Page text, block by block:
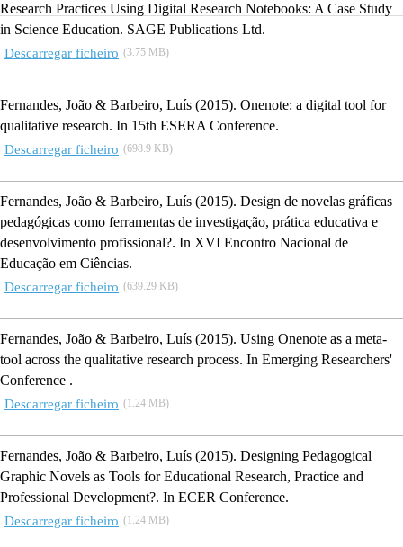
Research Practices Using Digital Research Notebooks: A Case Study
in Science Education. SAGE Publications Ltd.
Descarregar ficheiro (3.75 MB)
Fernandes, João & Barbeiro, Luís (2015). Onenote: a digital tool for
qualitative research. In 15th ESERA Conference.
Descarregar ficheiro (698.9 KB)
Fernandes, João & Barbeiro, Luís (2015). Design de novelas gráficas
pedagógicas como ferramentas de investigação, prática educativa e
desenvolvimento profissional?. In XVI Encontro Nacional de
Educação em Ciências.
Descarregar ficheiro (639.29 KB)
Fernandes, João & Barbeiro, Luís (2015). Using Onenote as a meta-
tool across the qualitative research process. In Emerging Researchers'
Conference .
Descarregar ficheiro (1.24 MB)
Fernandes, João & Barbeiro, Luís (2015). Designing Pedagogical
Graphic Novels as Tools for Educational Research, Practice and
Professional Development?. In ECER Conference.
Descarregar ficheiro (1.24 MB)